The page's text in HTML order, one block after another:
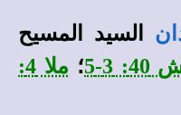
السيد المسيح
3-5 ؛
ملا 4: